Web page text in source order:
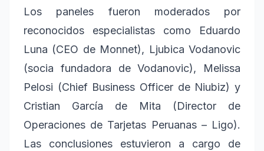
Los paneles fueron moderados por
reconocidos especialistas como Eduardo
Luna (CEO de Monnet), Ljubica Vodanovic
(socia fundadora de Vodanovic), Melissa
Pelosi (Chief Business Officer de Niubiz) y
Cristian García de Mita (Director de
Operaciones de Tarjetas Peruanas – Ligo).
Las conclusiones estuvieron a cargo de